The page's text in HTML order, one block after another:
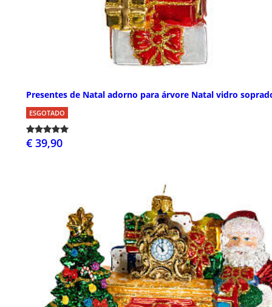
Presentes de Natal adorno para árvore Natal vidro
ESGOTADO
€ 39,90